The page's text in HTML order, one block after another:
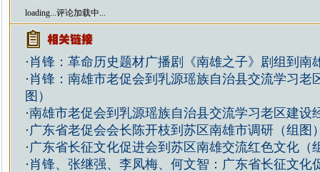
loading...评论加载中...
· 肖锋：革命历史题材广播剧《南雄之子》剧组到南
· 肖锋：南雄市老促会到乳源瑶族自治县交流学习老
图）
·南雄市老促会到乳源瑶族自治县交流学习老区建设
· 广东省老促会会长陈开枝到苏区南雄市调研（组图
· 广东省长征文化促进会到苏区南雄交流红色文化（
· 肖锋、张继强、李凤梅、何文智：广东省长征文化